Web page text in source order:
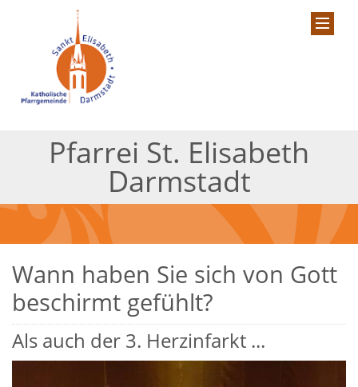
Pfarrei St. Elisabeth
Darmstadt
Wann haben Sie sich von Gott
beschirmt gefühlt?
Als auch der 3. Herzinfarkt ...